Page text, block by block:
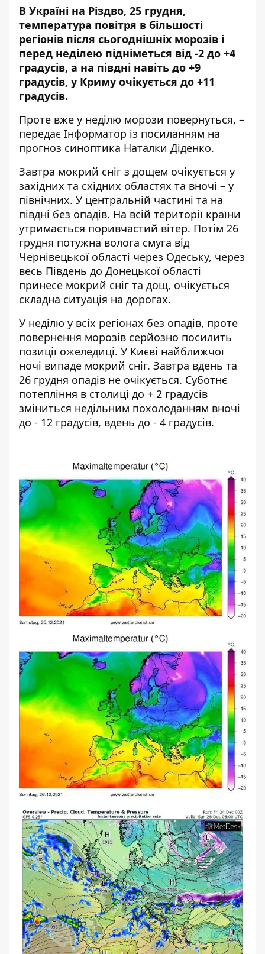
В Україні на Різдво, 25 грудня,
температура повітря в більшості
регіонів після сьогоднішніх морозів і
перед неділею підніметься від -2 до +4
градусів, а на півдні навіть до +9
градусів, у Криму очікується до +11
градусів.
Проте вже у неділю морози повернуться, –
передає Інформатор із посиланням на
прогноз синоптика Наталки Діденко.
Завтра мокрий сніг з дощем очікується у
західних та східних областях та вночі – у
північних. У центральній частині та на
півдні без опадів. На всій території країни
утримається поривчастий вітер. Потім 26
грудня потужна волога смуга від
Чернівецької області через Одеську, через
весь Південь до Донецької області
принесе мокрий сніг та дощ, очікується
складна ситуація на дорогах.
У неділю у всіх регіонах без опадів, проте
повернення морозів серйозно посилить
позиції ожеледиці. У Києві найближчої
ночі випаде мокрий сніг. Завтра вдень та
26 грудня опадів не очікується. Суботнє
потепління в столиці до + 2 градусів
зміниться недільним похолоданням вночі
до - 12 градусів, вдень до - 4 градусів.